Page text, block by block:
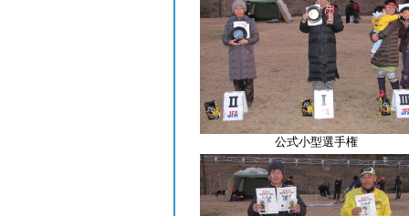
公式小型選手権